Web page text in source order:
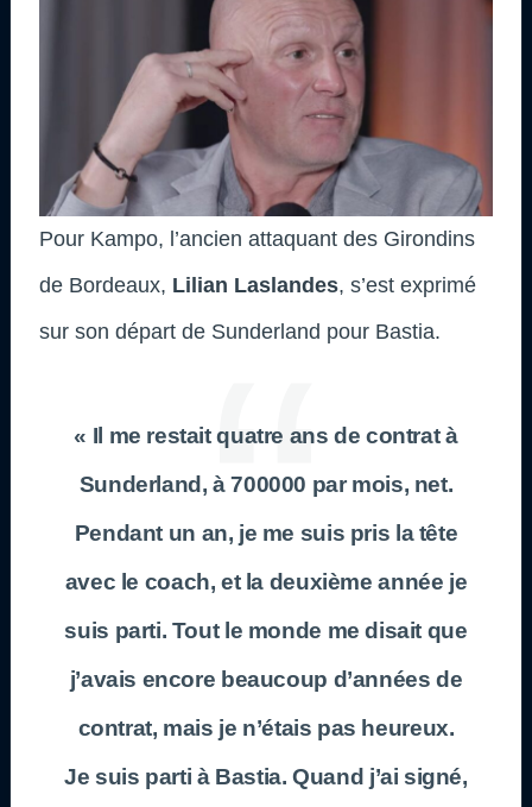
Pour Kampo, l’ancien attaquant des Girondins
de Bordeaux, Lilian Laslandes, s’est exprimé
sur son départ de Sunderland pour Bastia.
« Il me restait quatre ans de contrat à
Sunderland, à 700000 par mois, net.
Pendant un an, je me suis pris la tête
avec le coach, et la deuxième année je
suis parti. Tout le monde me disait que
j’avais encore beaucoup d’années de
contrat, mais je n’étais pas heureux.
Je suis parti à Bastia. Quand j’ai signé,